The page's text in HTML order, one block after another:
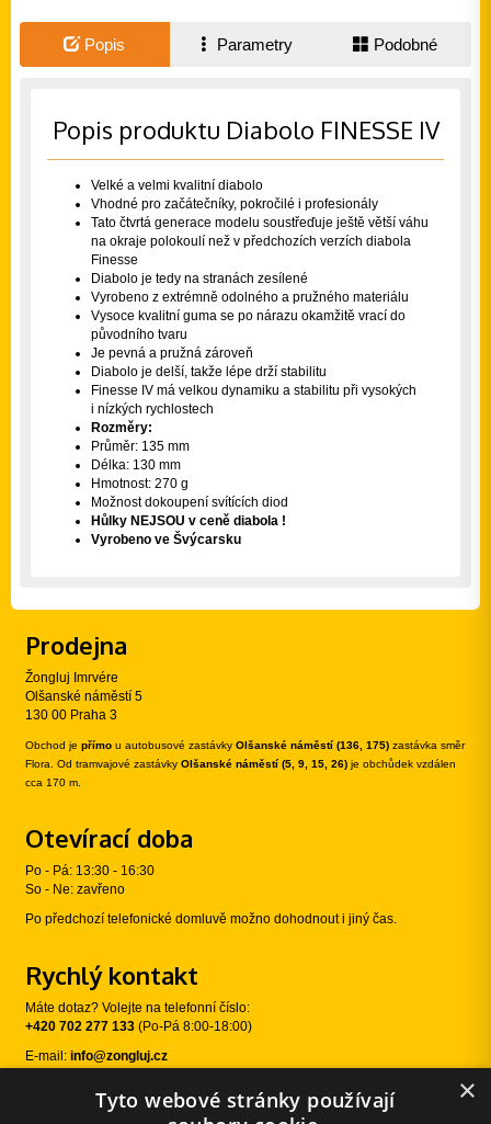
Popis Parametry Podobné
Popis produktu Diabolo FINESSE IV
Velké a velmi kvalitní diabolo
Vhodné pro začátečníky, pokročilé i profesionály
Tato čtvrtá generace modelu soustřeďuje ještě větší váhu
na okraje polokoulí než v předchozích verzích diabola
Finesse
Diabolo je tedy na stranách zesílené
Vyrobeno z extrémně odolného a pružného materiálu
Vysoce kvalitní guma se po nárazu okamžitě vrací do
původního tvaru
Je pevná a pružná zároveň
Diabolo je delší, takže lépe drží stabilitu
Finesse IV má velkou dynamiku a stabilitu při vysokých
i nízkých rychlostech
Rozměry:
Průměr: 135 mm
Délka: 130 mm
Hmotnost: 270 g
Možnost dokoupení svítících diod
Hůlky NEJSOU v ceně diabola !
Vyrobeno ve Švýcarsku
Prodejna
Žongluj Imrvére
Olšanské náměstí 5
130 00 Praha 3
Obchod je přímo u autobusové zastávky Olšanské náměstí (136, 175) zastávka směr
Flora. Od tramvajové zastávky Olšanské náměstí (5, 9, 15, 26) je obchůdek vzdálen
cca 170 m.
Otevírací doba
Po - Pá: 13:30 - 16:30
So - Ne: zavřeno
Po předchozí telefonické domluvě možno dohodnout i jiný čas.
Rychlý kontakt
Máte dotaz? Volejte na telefonní číslo:
+420 702 277 133 (Po-Pá 8:00-18:00)
E-mail: info@zongluj.cz
Sledujte nás
×
Tyto webové stránky používají